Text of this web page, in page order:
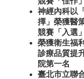
神經內科以
擇」榮獲醫
競賽「入選」
榮獲衛生福
診療品質提
院第一名
臺北市立聯